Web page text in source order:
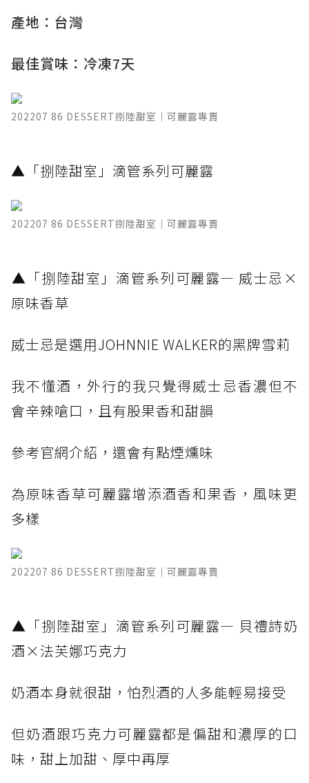
產地：台灣
最佳賞味：冷凍7天
202207 86 DESSERT捌陸甜室｜可麗露專賣
​▲「捌陸甜室」滴管系列可麗露
202207 86 DESSERT捌陸甜室｜可麗露專賣
​▲「捌陸甜室」滴管系列可麗露— 威士忌×
原味香草 ​
威士忌是選用JOHNNIE WALKER的黑牌雪莉
我不懂酒，外行的我只覺得威士忌香濃但不
會辛辣嗆口，且有股果香和甜韻
參考官網介紹，還會有點煙燻味
為原味香草可麗露增添酒香和果香，風味更
多樣
202207 86 DESSERT捌陸甜室｜可麗露專賣
​▲「捌陸甜室」滴管系列可麗露— 貝禮詩奶
酒×法芙娜巧克力
奶酒本身就很甜，怕烈酒的人多能輕易接受
但奶酒跟巧克力可麗露都是偏甜和濃厚的口
味，甜上加甜、厚中再厚